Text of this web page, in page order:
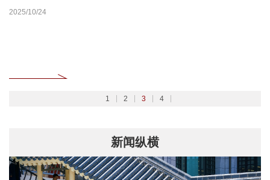
2026/02/27
2026/03/30
2025/10/24
2026/03/06
1 2 3 4
新闻纵横